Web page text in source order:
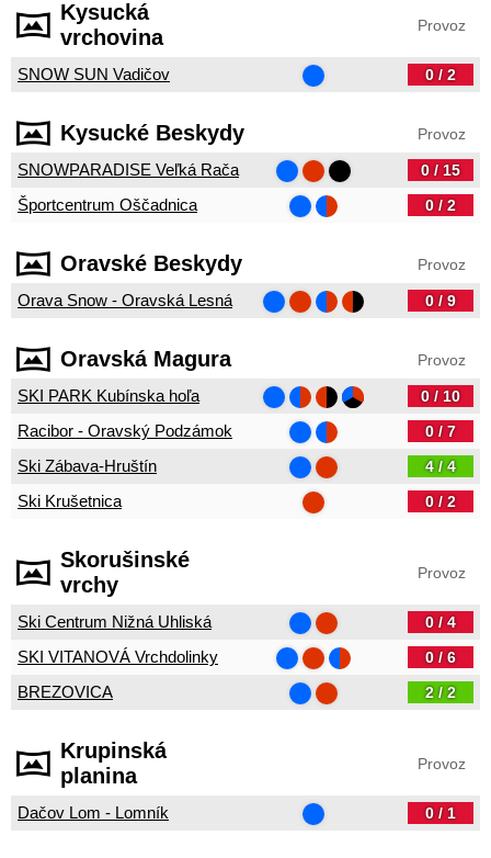
Kysucká
vrchovina
Provoz
SNOW SUN Vadičov 0 / 2
Kysucké Beskydy Provoz
SNOWPARADISE Veľká Rača 0 / 15
Športcentrum Oščadnica 0 / 2
Oravské Beskydy Provoz
Orava Snow - Oravská Lesná 0 / 9
Oravská Magura Provoz
SKI PARK Kubínska hoľa 0 / 10
Racibor - Oravský Podzámok 0 / 7
Ski Zábava-Hruštín 4 / 4
Ski Krušetnica 0 / 2
Skorušinské
vrchy
Provoz
Ski Centrum Nižná Uhliská 0 / 4
SKI VITANOVÁ Vrchdolinky 0 / 6
BREZOVICA 2 / 2
Krupinská
planina
Provoz
Dačov Lom - Lomník 0 / 1